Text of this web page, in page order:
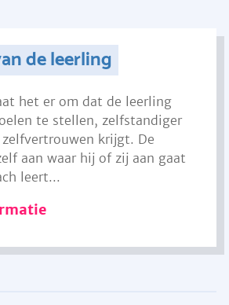
de leerling
het er om dat de leerling
te stellen, zelfstandiger
krijgt. De
aan waar hij of zij aan gaat
leert...